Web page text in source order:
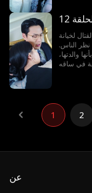
السلطة،
العائلة
من جديد.
12
لخيانة
نظر الناس.
منها التظاهر بأنها والدتها،
في ساقه
العائلة
1 2
عن